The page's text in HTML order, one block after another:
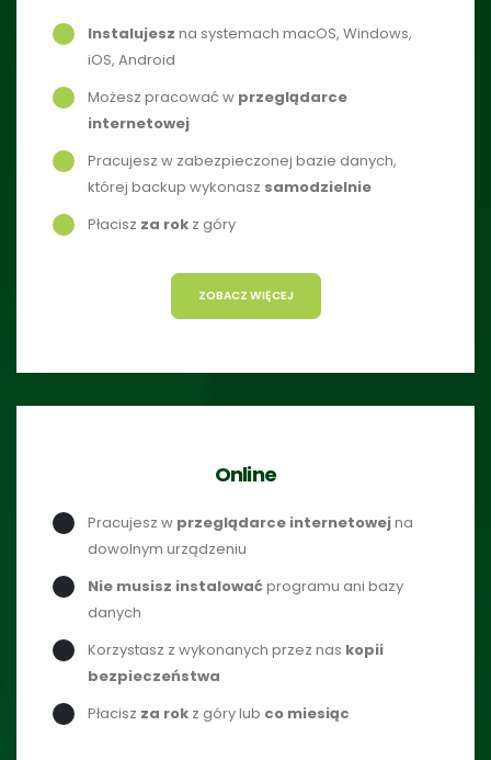
Instalujesz na systemach macOS, Windows,
iOS, Android
Możesz pracować w przeglądarce
internetowej
Pracujesz w zabezpieczonej bazie danych,
której backup wykonasz samodzielnie
Płacisz za rok z góry
ZOBACZ WIĘCEJ
Online
Pracujesz w przeglądarce internetowejna
dowolnym urządzeniu
Nie musisz instalowaćprogramu ani bazy
danych
Korzystasz z wykonanych przez nas kopii
bezpieczeństwa
Płacisz za rok z góry lub co miesiąc